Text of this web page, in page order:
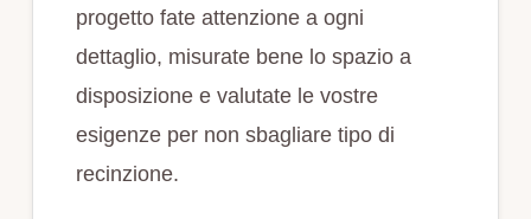
progetto fate attenzione a ogni
dettaglio, misurate bene lo spazio a
disposizione e valutate le vostre
esigenze per non sbagliare tipo di
recinzione.